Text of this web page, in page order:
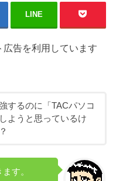
LINE
告を利用しています
するのに「TACパソコ
ようと思っているけ
す。